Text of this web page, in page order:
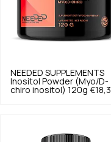
NEEDED SUPPLEMENTS
Inositol Powder (Myo/D-
chiro inositol) 120g